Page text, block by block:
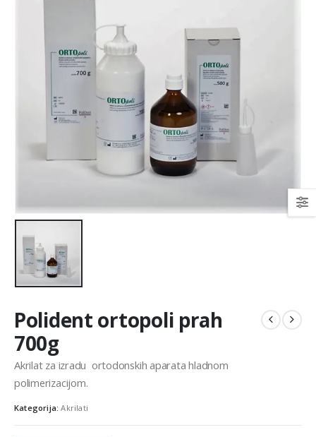
Polident ortopoli prah
700g
Akrilat za izradu ortodonskih aparata hladnom
polimerizacijom.
Kategorija:Akrilati